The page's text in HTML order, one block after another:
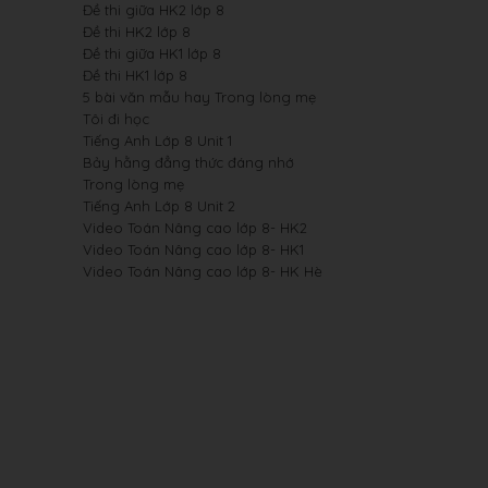
Đề thi giữa HK2 lớp 8
Đề thi HK2 lớp 8
Đề thi giữa HK1 lớp 8
Đề thi HK1 lớp 8
5 bài văn mẫu hay Trong lòng mẹ
Tôi đi học
Tiếng Anh Lớp 8 Unit 1
Bảy hằng đẳng thức đáng nhớ
Trong lòng mẹ
Tiếng Anh Lớp 8 Unit 2
Video Toán Nâng cao lớp 8- HK2
Video Toán Nâng cao lớp 8- HK1
Video Toán Nâng cao lớp 8- HK Hè